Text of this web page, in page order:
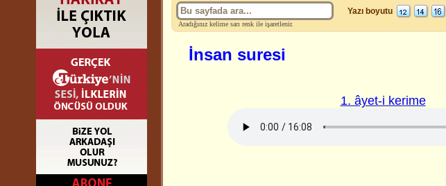
Aradığınız kelime sarı renk ile işaretlenir.
Yazı boyutu
İnsan suresi
1. âyet-i kerime